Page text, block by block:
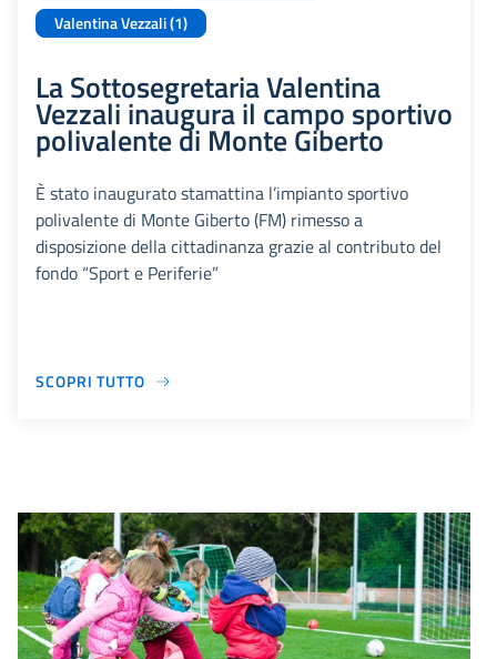
Valentina Vezzali (1)
La Sottosegretaria Valentina
Vezzali inaugura il campo sportivo
polivalente di Monte Giberto
È stato inaugurato stamattina l’impianto sportivo
polivalente di Monte Giberto (FM) rimesso a
disposizione della cittadinanza grazie al contributo del
fondo “Sport e Periferie”
SCOPRI TUTTO